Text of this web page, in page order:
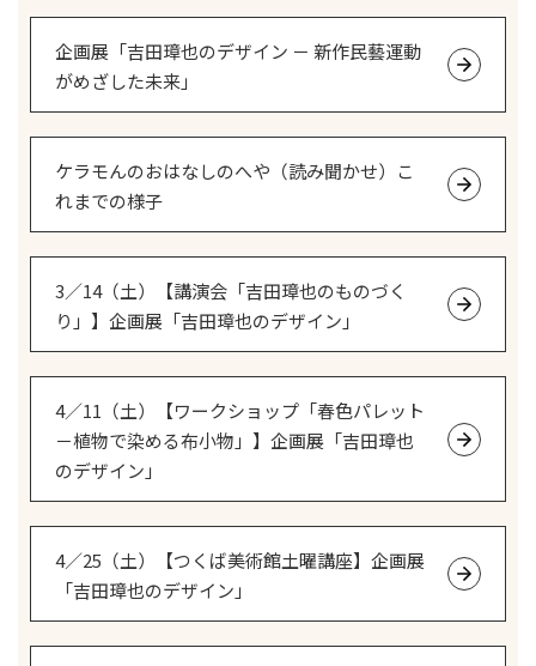
企画展「吉田璋也のデザイン － 新作民藝運動
がめざした未来」
ケラモんのおはなしのへや（読み聞かせ）こ
れまでの様子
3／14（土）【講演会「吉田璋也のものづく
り」】企画展「吉田璋也のデザイン」
4／11（土）【ワークショップ「春色パレット
－植物で染める布小物」】企画展「吉田璋也
のデザイン」
4／25（土）【つくば美術館土曜講座】企画展
「吉田璋也のデザイン」